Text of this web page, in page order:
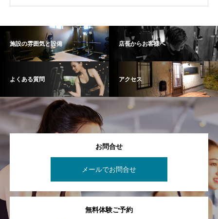
施設の雰囲気と設備 店長からお客様へ
よくある質問 アクセス
お問合せ
メールでお問合せ
無料体験ご予約